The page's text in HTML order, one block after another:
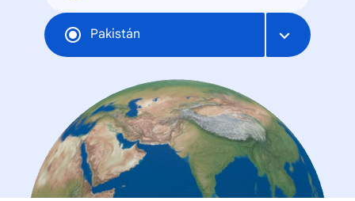
Pakistán